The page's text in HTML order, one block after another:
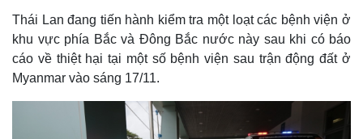
Thái Lan đang tiến hành kiểm tra một loạt các bệnh viện ở
khu vực phía Bắc và Đông Bắc nước này sau khi có báo
cáo về thiệt hại tại một số bệnh viện sau trận động đất ở
Myanmar vào sáng 17/11.